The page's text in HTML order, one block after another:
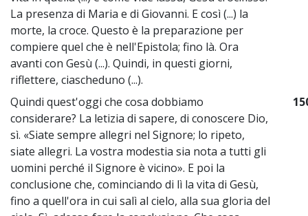
La presenza di Maria e di Giovanni. E così (...) la
morte, la croce. Questo è la preparazione per
compiere quel che è nell'Epistola; fino là. Ora
avanti con Gesù (...). Quindi, in questi giorni,
riflettere, ciascheduno (...).
Quindi quest'oggi che cosa dobbiamo
considerare? La letizia di sapere, di conoscere Dio,
sì. «Siate sempre allegri nel Signore; lo ripeto,
siate allegri. La vostra modestia sia nota a tutti gli
uomini perché il Signore è vicino». E poi la
conclusione che, cominciando di lì la vita di Gesù,
fino a quell'ora in cui salì al cielo, alla sua gloria del